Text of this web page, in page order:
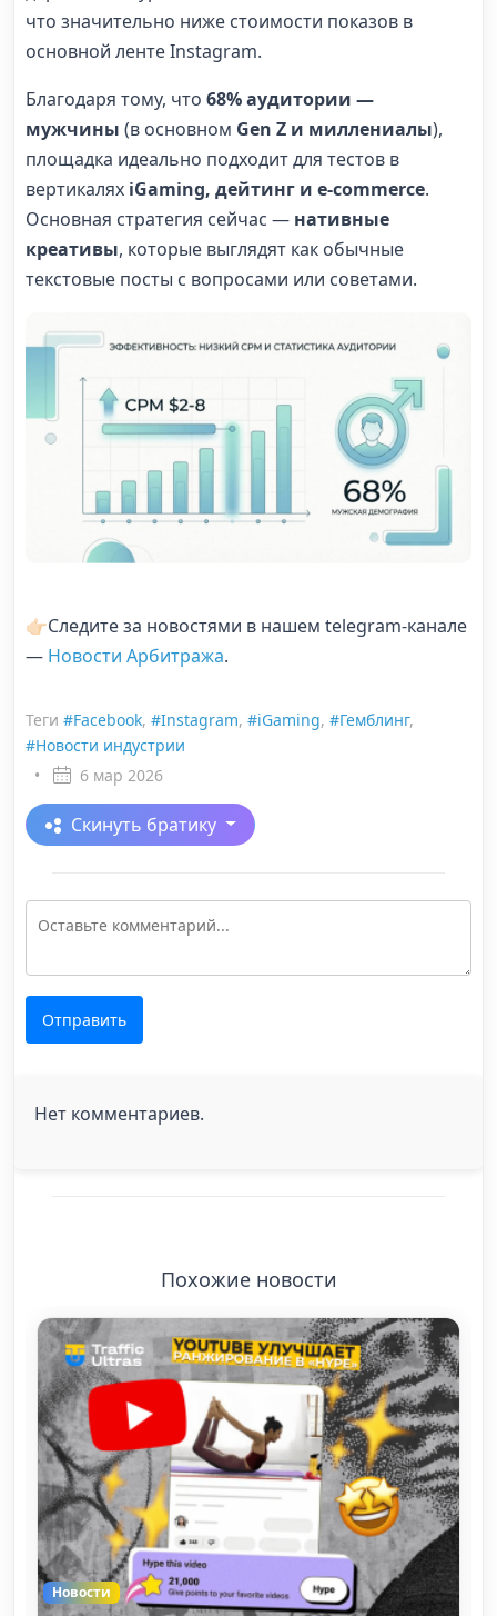
что значительно ниже стоимости показов в
основной ленте Instagram.
Благодаря тому, что 68% аудитории —
мужчины (в основном Gen Z и миллениалы),
площадка идеально подходит для тестов в
вертикалях iGaming, дейтинг и e-commerce.
Основная стратегия сейчас — нативные
креативы, которые выглядят как обычные
текстовые посты с вопросами или советами.
👉🏻Следите за новостями в нашем telegram-канале
— Новости Арбитража.
Теги #Facebook, #Instagram, #iGaming, #Гемблинг,
#Новости индустрии
•
6 мар 2026
Скинуть братику
Отправить
Нет комментариев.
Похожие новости
Новости